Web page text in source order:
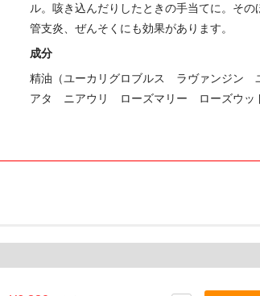
ル。咳き込んだりしたときの手当てに。その
管支炎、ぜんそくにも効果があります。
成分
精油（ユーカリグロブルス ラヴァンジン
アタ ニアウリ ローズマリー ローズウッ